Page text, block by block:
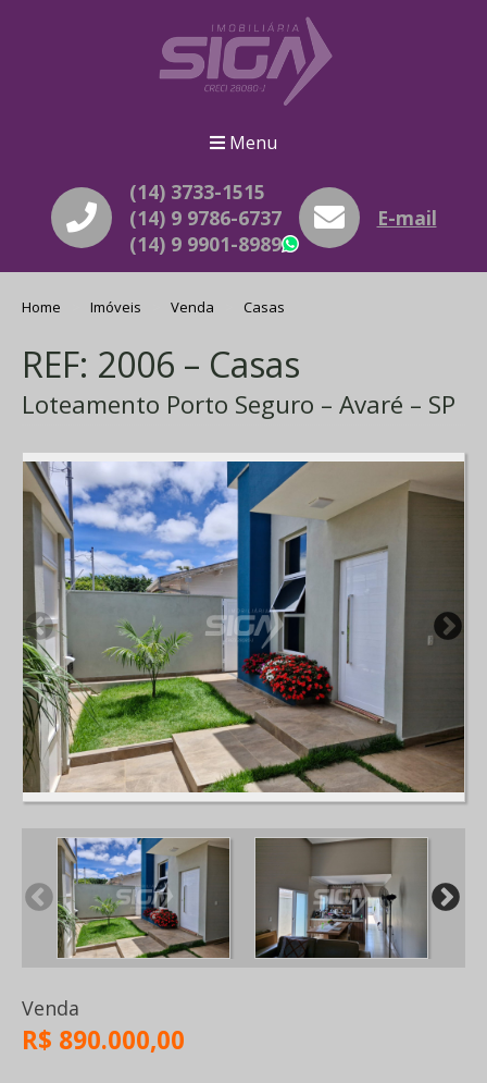
Menu
(14) 3733-1515
(14) 9 9786-6737
(14) 9 9901-8989
WhatsApp
E-mail
Home Imóveis Venda Casas
REF: 2006 – Casas
Loteamento Porto Seguro – Avaré – SP
Venda
R$ 890.000,00